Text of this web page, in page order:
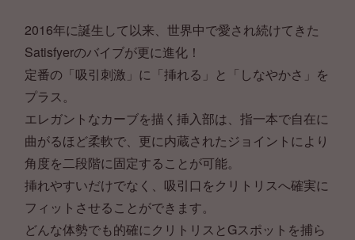
2016年に誕生して以来、世界中で愛され続けてきた
Satisfyerのバイブが更に進化！
定番の「吸引刺激」に「挿れる」と「しなやかさ」を
プラス。
エレガントなカーブを描く挿入部は、指一本で自在に
曲がるほど柔軟で、更に内蔵されたジョイントにより
角度を二段階に固定することが可能。
挿れやすいだけでなく、吸引口をクリトリスへ確実に
フィットさせることができます。
どんな体勢でも的確にクリトリスとGスポットを捕ら